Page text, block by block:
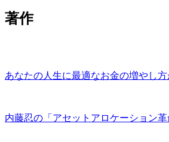
著作
あなたの人生に最適なお金の増やし
内藤忍の「アセットアロケーション